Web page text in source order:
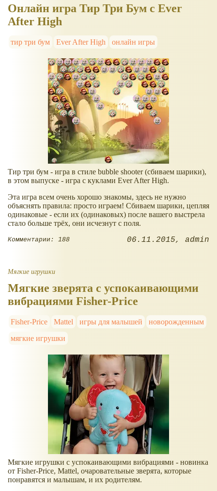
Онлайн игра Тир Три Бум с Ever
After High
тир три бум Ever After High онлайн игры
Тир три бум - игра в стиле bubble shooter (сбиваем шарики),
в этом выпуске - игра с куклами Ever After High.
Эта игра всем очень хорошо знакомы, здесь не нужно
объяснять правила: просто играем! Сбиваем шарики, цепляя
одинаковые - если их (одинаковых) после вашего выстрела
стало больше трёх, они исчезнут с поля.
Комментарии: 188 06.11.2015 admin
Мягкие игрушки
Мягкие зверята с успокаивающими
вибрациями Fisher-Price
Fisher-Price Mattel игры для малышей
новорожденным
мягкие игрушки
Мягкие игрушки с успокаивающими вибрациями - новинка
от Fisher-Price, Mattel, очаровательные зверята, которые
понравятся и малышам, и их родителям.